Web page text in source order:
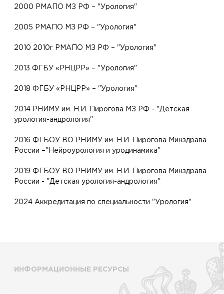
2000 РМАПО МЗ РФ – "Урология"
2005 РМАПО МЗ РФ – "Урология"
2010 2010г РМАПО МЗ РФ – "Урология"
2013 ФГБУ «РНЦРР» – "Урология"
2018 ФГБУ «РНЦРР» – "Урология"
2014 РНИМУ им. Н.И. Пирогова МЗ РФ - "Детская
урология-андрология"
2016 ФГБОУ ВО РНИМУ им. Н.И. Пирогова Минздрава
России –"Нейроурология и уродинамика"
2019 ФГБОУ ВО РНИМУ им. Н.И. Пирогова Минздрава
России - "Детская урология-андрология"
2024 Аккредитация по специальности "Урология"
ИНФОРМАЦИОННЫЕ РЕСУРСЫ